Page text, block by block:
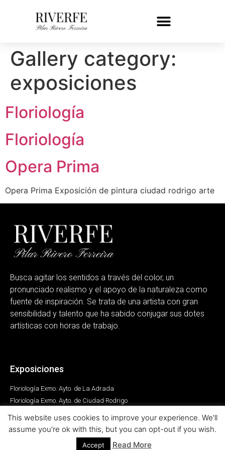
Gallery category:
exposiciones
Floriología
Floriología
Opera Prima
Opera Prima Exposición de pintura ciudad rodrigo arte
Busca agitar los sentidos a través del color, un
pronunciado realismo y el apoyo de la naturaleza como
fuente de inspiración. Se trata de una artista con gran
sensibilidad y talento que ha sabido conjugar sus dotes
artísticas con horas de trabajo.
Exposiciones
Floriología Exmo. Ayto. de La Adrada
Floriología Exmo. Ayto. de Ciudad Rodrigo
This website uses cookies to improve your experience. We'll
assume you're ok with this, but you can opt-out if you wish.
Accept Read More